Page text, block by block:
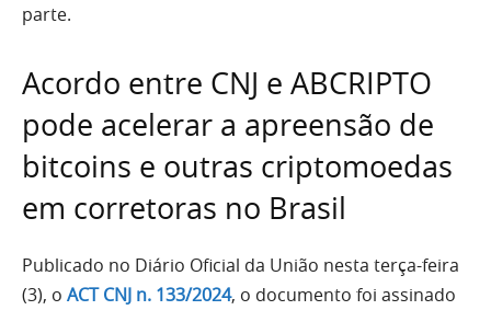
parte.
Acordo entre CNJ e ABCRIPTO
pode acelerar a apreensão de
bitcoins e outras criptomoedas
em corretoras no Brasil
Publicado no Diário Oficial da União nesta terça-feira
(3), o ACT CNJ n. 133/2024, o documento foi assinado